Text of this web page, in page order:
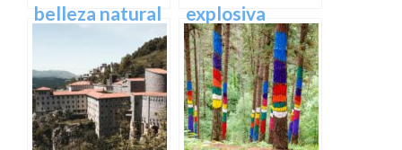
belleza natural
de la cascada
de Gujuli en
Álava, un
paraíso
escondido en el
explosiva
arquitectura
del Museo
Guggenheim
Bilbao | Visita
imprescindible